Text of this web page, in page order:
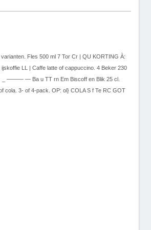
Fles 500 ml 7 Tor Cr | QU KORTING À:
LL | Caffe latte of cappuccino. 4 Beker 230
_ ——— — Ba u TT rn Em Biscoff en Blik 25 cl.
cola. 3- of 4-pack. OP: ol} COLA S f Te RC GOT